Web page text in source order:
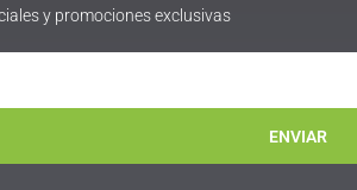
y promociones exclusivas
ENVIAR